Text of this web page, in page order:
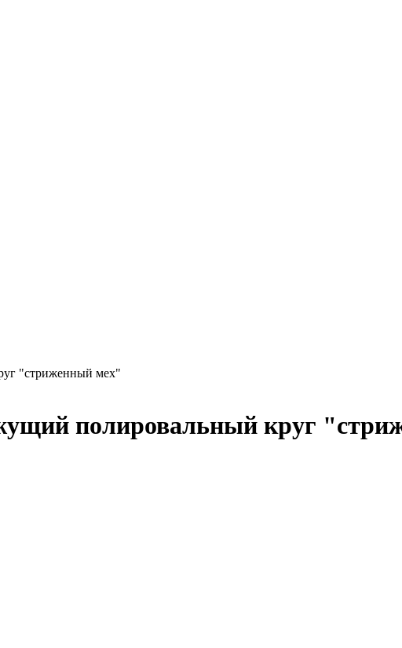
"стриженный мех"
полировальный круг